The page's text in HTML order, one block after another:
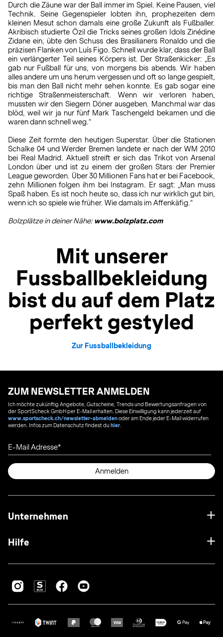
Durch die Zäune war der Ball immer im Spiel. Keine Pausen, viel
Technik. Seine Gegenspieler lobten ihn, prophezeiten dem
kleinen Mesut schon damals eine große Zukunft als Fußballer.
Akribisch studierte Özil die Tricks seines großen Idols Zinédine
Zidane ein, übte den Schuss des Brasilianers Ronaldo und die
präzisen Flanken von Luís Figo. Schnell wurde klar, dass der Ball
ein verlängerter Teil seines Körpers ist. Der Straßenkicker: „Es
gab nur Fußball für uns, von morgens bis abends. Wir haben
alles andere um uns herum vergessen und oft so lange gespielt,
bis man den Ball nicht mehr sehen konnte. Es gab sogar eine
richtige Straßenmeisterschaft. Wenn wir verloren haben,
mussten wir den Siegern Döner ausgeben. Manchmal war das
blöd, weil wir ja nur fünf Mark Taschengeld bekamen und die
waren dann schnell weg.“
Diese Zeit formte den heutigen Superstar. Über die Stationen
Schalke 04 und Werder Bremen landete er nach der WM 2010
bei Real Madrid. Aktuell streift er sich das Trikot von Arsenal
London über und ist zu einem der großen Stars der Premier
League geworden. Über 30 Millionen Fans hat er bei Facebook,
zehn Millionen folgen ihm bei Instagram. Er sagt: „Man muss
Spaß haben. Es ist noch heute so, dass ich nur wirklich gut bin,
wenn ich so spiele wie früher. Wie damals im Affenkäfig.“
Bolzplätze in deiner Nähe: www.bolzplatz.com
Mit unserer
Fussballbekleidung
bist du auf dem Platz
perfekt gestyled
Zur Fussballbekleidung
ZUM NEWSLETTER ANMELDEN
Ich möchte zukünftig Angebote, Gutscheine, Trends und Bewertungsanfragen von
der SportScheck GmbH per E-Mail erhalten. Diese Einwilligung kann jederzeit auf
www.sportscheck.ch/newsletter-abmeldenoder am Ende jeder E-Mail widerrufen
werden. Infos zum Datenschutz findest duhier
E-Mail Adresse
Anmelden
Unternehmen
Hilfe